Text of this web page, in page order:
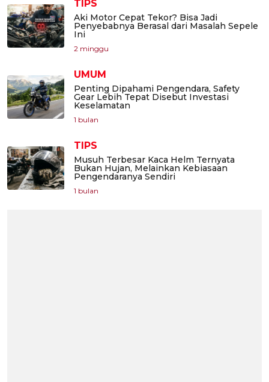
TIPS
Aki Motor Cepat Tekor? Bisa Jadi
Penyebabnya Berasal dari Masalah Sepele
Ini
2 minggu
UMUM
Penting Dipahami Pengendara, Safety
Gear Lebih Tepat Disebut Investasi
Keselamatan
1 bulan
TIPS
Musuh Terbesar Kaca Helm Ternyata
Bukan Hujan, Melainkan Kebiasaan
Pengendaranya Sendiri
1 bulan